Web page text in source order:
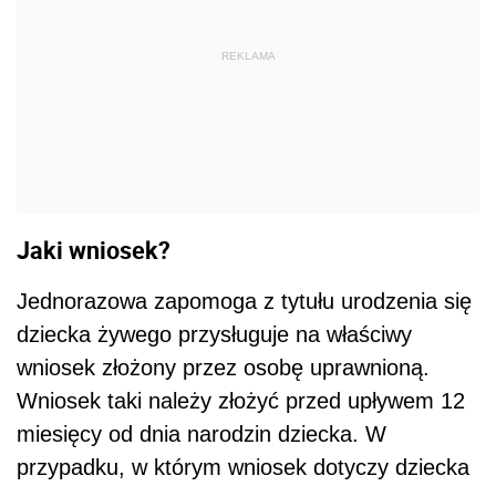
REKLAMA
Jaki wniosek?
Jednorazowa zapomoga z tytułu urodzenia się
dziecka żywego przysługuje na właściwy
wniosek złożony przez osobę uprawnioną.
Wniosek taki należy złożyć przed upływem 12
miesięcy od dnia narodzin dziecka. W
przypadku, w którym wniosek dotyczy dziecka